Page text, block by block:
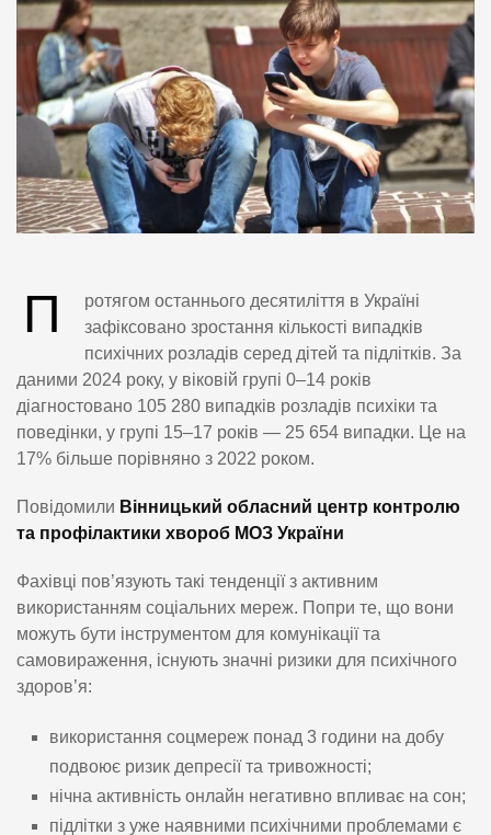
П
ротягом останнього десятиліття в Україні
зафіксовано зростання кількості випадків
психічних розладів серед дітей та підлітків. За
даними 2024 року, у віковій групі 0–14 років
діагностовано 105 280 випадків розладів психіки та
поведінки, у групі 15–17 років — 25 654 випадки. Це на
17% більше порівняно з 2022 роком.
Повідомили Вінницький обласний центр контролю
та профілактики хвороб МОЗ України
Фахівці пов’язують такі тенденції з активним
використанням соціальних мереж. Попри те, що вони
можуть бути інструментом для комунікації та
самовираження, існують значні ризики для психічного
здоров’я:
використання соцмереж понад 3 години на добу
подвоює ризик депресії та тривожності;
нічна активність онлайн негативно впливає на сон;
підлітки з уже наявними психічними проблемами є